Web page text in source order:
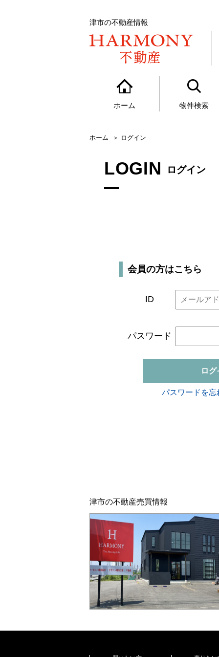
津市の不動産情報
ホーム 物件検索
ホーム ログイン
LOGIN ログイン
会員の方はこちら
ID
パスワード
ログ
パスワードを
津市の不動産売買情報